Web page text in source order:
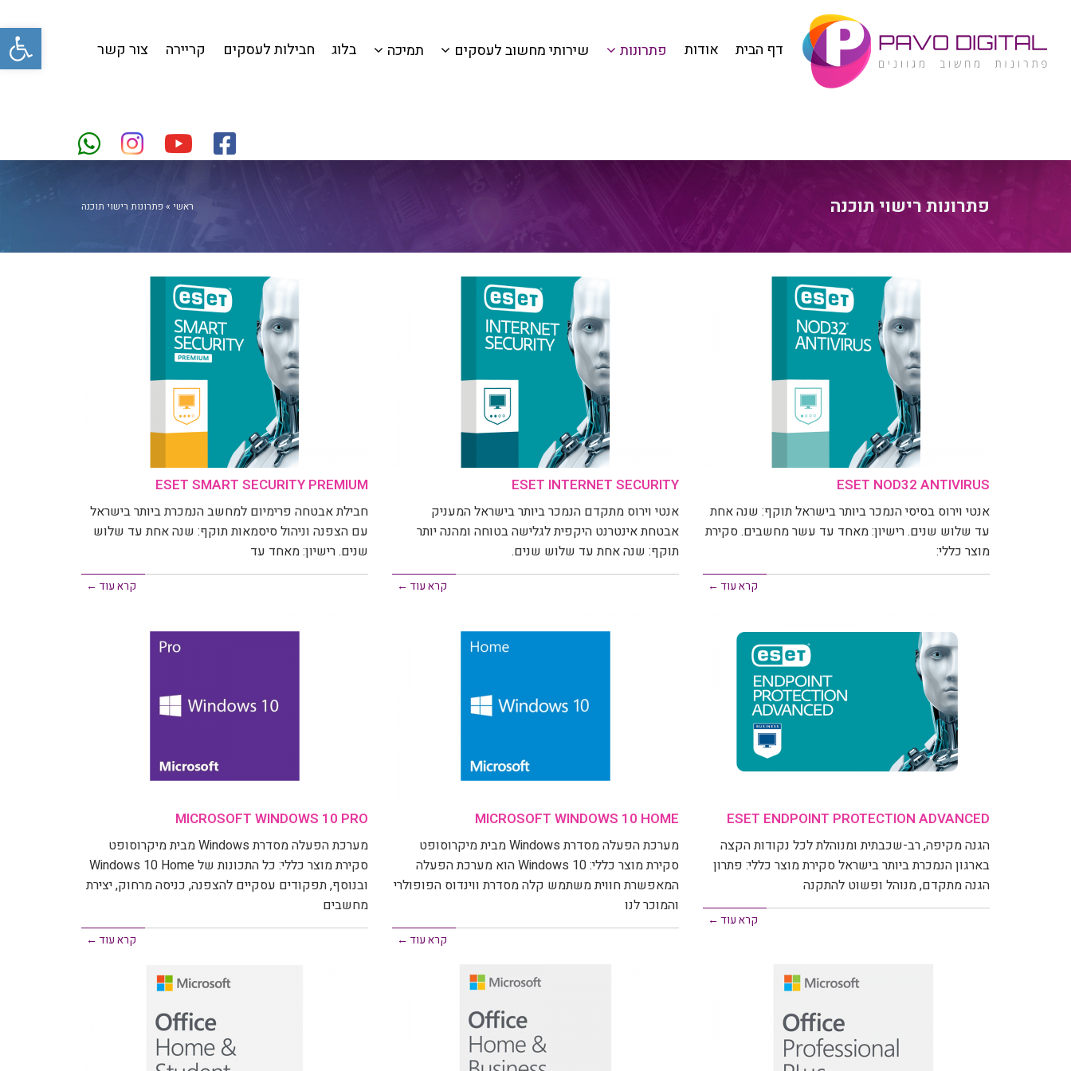
פתח דף הבית אודות פתרונות שירותי מחשוב לעסקים תמיכה בלוג חבילות לעסקים קריירה צור קשר
פתרונות רישוי תוכנה ראשי » פתרונות רישוי תוכנה
ESET NOD32 ANTIVIRUS
אנטי וירוס בסיסי הנמכר ביותר בישראל תוקף: שנה אחת
עד שלוש שנים. רישיון: מאחד עד עשר מחשבים. סקירת
מוצר כללי:
קרא עוד ←
ESET INTERNET SECURITY
אנטי וירוס מתקדם הנמכר ביותר בישראל המעניק
אבטחת אינטרנט היקפית לגלישה בטוחה ומהנה יותר
תוקף: שנה אחת עד שלוש שנים.
קרא עוד ←
ESET SMART SECURITY PREMIUM
חבילת אבטחה פרימיום למחשב הנמכרת ביותר בישראל
עם הצפנה וניהול סיסמאות תוקף: שנה אחת עד שלוש
שנים. רישיון: מאחד עד
קרא עוד ←
ESET ENDPOINT PROTECTION ADVANCED
הגנה מקיפה, רב-שכבתית ומנוהלת לכל נקודות הקצה
בארגון הנמכרת ביותר בישראל סקירת מוצר כללי: פתרון
הגנה מתקדם, מנוהל ופשוט להתקנה
קרא עוד ←
MICROSOFT WINDOWS 10 HOME
מערכת הפעלה מסדרת Windows מבית מיקרוסופט
סקירת מוצר כללי: Windows 10 הוא מערכת הפעלה
המאפשרת חווית משתמש קלה מסדרת ווינדוס הפופולרי
והמוכר לנו
קרא עוד ←
MICROSOFT WINDOWS 10 PRO
מערכת הפעלה מסדרת Windows מבית מיקרוסופט
סקירת מוצר כללי: כל התכונות של Windows 10 Home
ובנוסף, תפקודים עסקיים להצפנה, כניסה מרחוק, יצירת
מחשבים
קרא עוד ←